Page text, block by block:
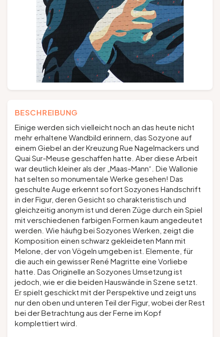
NL DE
BESCHREIBUNG
Einige werden sich vielleicht noch an das heute nicht
mehr erhaltene Wandbild erinnern, das Sozyone auf
einem Giebel an der Kreuzung Rue Nagelmackers und
Quai Sur-Meuse geschaffen hatte. Aber diese Arbeit
war deutlich kleiner als der „Maas-Mann“. Die Wallonie
hat selten so monumentale Werke gesehen! Das
geschulte Auge erkennt sofort Sozyones Handschrift
in der Figur, deren Gesicht so charakteristisch und
gleichzeitig anonym ist und deren Züge durch ein Spiel
mit verschiedenen farbigen Formen kaum angedeutet
werden. Wie häufig bei Sozyones Werken, zeigt die
Komposition einen schwarz gekleideten Mann mit
Melone, der von Vögeln umgeben ist. Elemente, für
die auch ein gewisser René Magritte eine Vorliebe
hatte. Das Originelle an Sozyones Umsetzung ist
jedoch, wie er die beiden Hauswände in Szene setzt.
Er spielt geschickt mit der Perspektive und zeigt uns
nur den oben und unteren Teil der Figur, wobei der Rest
bei der Betrachtung aus der Ferne im Kopf
komplettiert wird.